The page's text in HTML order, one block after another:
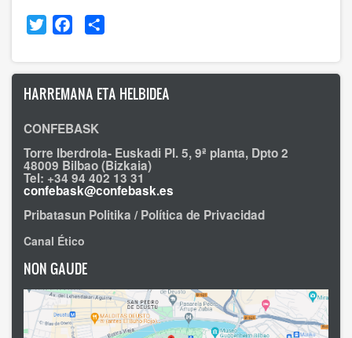
Twitter Facebook
HARREMANA ETA HELBIDEA
CONFEBASK
Torre Iberdrola- Euskadi Pl. 5, 9ª planta, Dpto 2
48009 Bilbao (Bizkaia)
Tel: +34 94 402 13 31
confebask@confebask.es
Pribatasun Politika / Política de Privacidad
Canal Ético
NON GAUDE